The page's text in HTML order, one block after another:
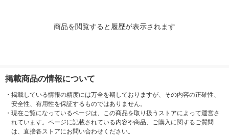
商品を閲覧すると履歴が表示されます
掲載商品の情報について
・ 掲載している情報の精度には万全を期しておりますが、その内容の正確性、
安全性、有用性を保証するものではありません。
・ 現在ご覧になっているページは、この商品を取り扱うストアによって運営さ
れています。ページに記載されている内容や商品、ご購入に関するご質問
は、直接各ストアにお問い合わせください。